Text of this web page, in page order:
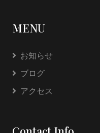
MENU
お知らせ
ブログ
アクセス